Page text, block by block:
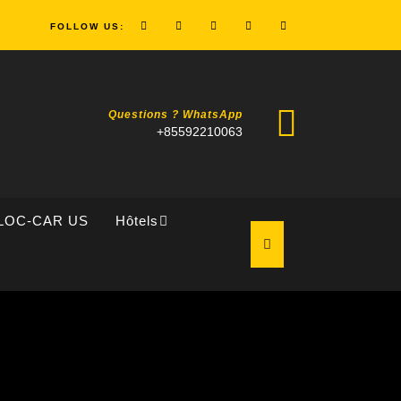
FOLLOW US:
Questions ? WhatsApp
+85592210063
CAR US Hôtels